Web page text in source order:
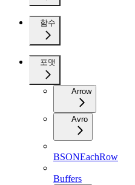
함수
포맷
Arrow
Avro
BSONEachRow
Buffers